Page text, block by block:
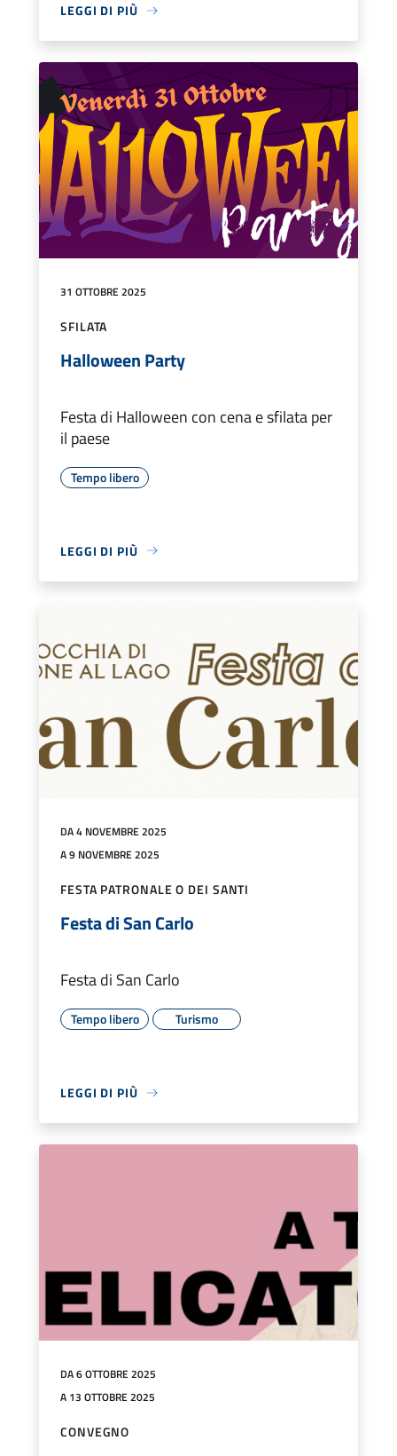
LEGGI DI PIÙ
31 OTTOBRE 2025
SFILATA
Halloween Party
Festa di Halloween con cena e sfilata per
il paese
Tempo libero
LEGGI DI PIÙ
DA 4 NOVEMBRE 2025
A 9 NOVEMBRE 2025
FESTA PATRONALE O DEI SANTI
Festa di San Carlo
Festa di San Carlo
Tempo libero Turismo
LEGGI DI PIÙ
DA 6 OTTOBRE 2025
A 13 OTTOBRE 2025
CONVEGNO